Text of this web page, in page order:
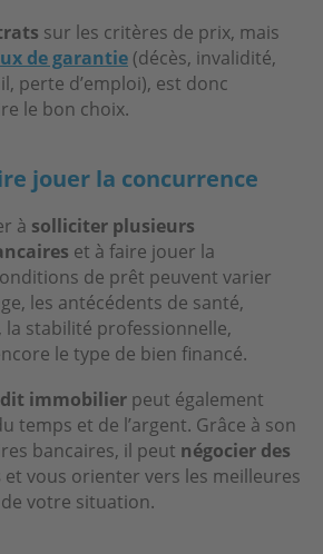
sur les critères de prix, mais
de garantie (décès, invalidité,
perte d’emploi), est donc
le bon choix.
jouer la concurrence
à solliciter plusieurs
et à faire jouer la
de prêt peuvent varier
les antécédents de santé,
la stabilité professionnelle,
le type de bien financé.
immobilier peut également
temps et de l’argent. Grâce à son
bancaires, il peut négocier des
et vous orienter vers les meilleures
votre situation.